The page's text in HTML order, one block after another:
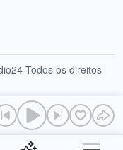
Todos os direitos